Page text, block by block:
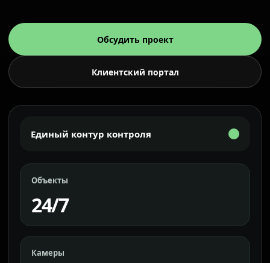
Обсудить проект
Клиентский портал
Единый контур контроля
Объекты
24/7
Камеры